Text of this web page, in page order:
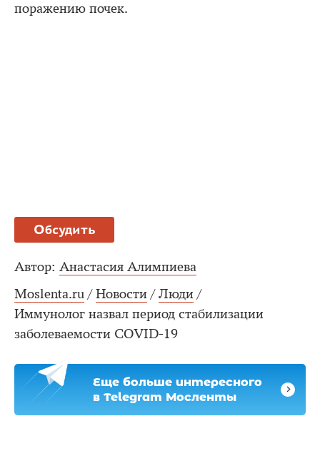
поражению почек.
Обсудить
Автор: Анастасия Алимпиева
Moslenta.ru / Новости / Люди /
Иммунолог назвал период стабилизации
заболеваемости COVID-19
Еще больше интересного
в Telegram Мосленты